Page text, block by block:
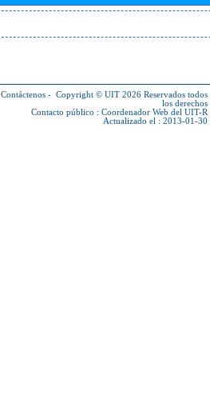
Contáctenos - Copyright © UIT 2026 Reservados todos
los derechos
Contacto público : Coordenador Web del UIT-R
Actualizado el : 2013-01-30